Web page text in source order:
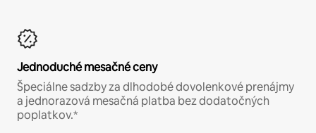
Jednoduché mesačné ceny
Špeciálne sadzby za dlhodobé dovolenkové prenájmy
a jednorazová mesačná platba bez dodatočných
poplatkov.*